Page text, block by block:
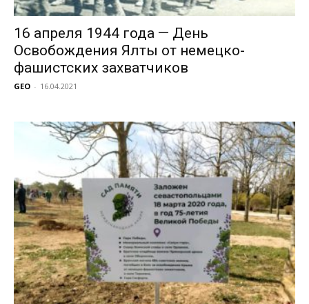
16 апреля 1944 года — День
Освобождения Ялты от немецко-
фашистских захватчиков
GEO - 16.04.2021